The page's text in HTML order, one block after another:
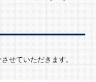
せていただきます。